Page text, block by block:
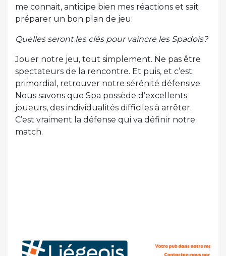
me connait, anticipe bien mes réactions et sait
préparer un bon plan de jeu.
Quelles seront les clés pour vaincre les Spadois?
Jouer notre jeu, tout simplement. Ne pas être
spectateurs de la rencontre. Et puis, et c’est
primordial, retrouver notre sérénité défensive.
Nous savons que Spa possède d’excellents
joueurs, des individualités difficiles à arrêter.
C’est vraiment la défense qui va définir notre
match.